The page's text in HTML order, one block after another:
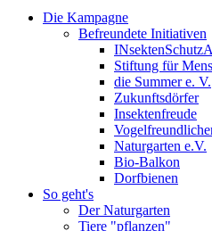
Die Kampagne
Befreundete Initiativen
Stiftung für
die Summer e. V.
Zukunftsdörfer
Insektenfreude
Naturgarten e.V.
Bio-Balkon
Dorfbienen
So geht's
Der Naturgarten
Tiere "pflanzen"